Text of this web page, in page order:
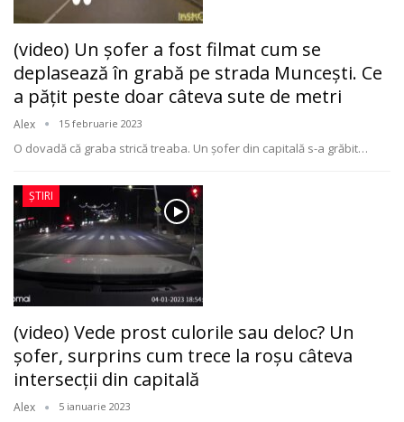
(video) Un şofer a fost filmat cum se
deplasează în grabă pe strada Munceşti. Ce
a păţit peste doar câteva sute de metri
Alex 15 februarie 2023
O dovadă că graba strică treaba. Un şofer din capitală s-a grăbit…
ȘTIRI
(video) Vede prost culorile sau deloc? Un
şofer, surprins cum trece la roşu câteva
intersecţii din capitală
Alex 5 ianuarie 2023